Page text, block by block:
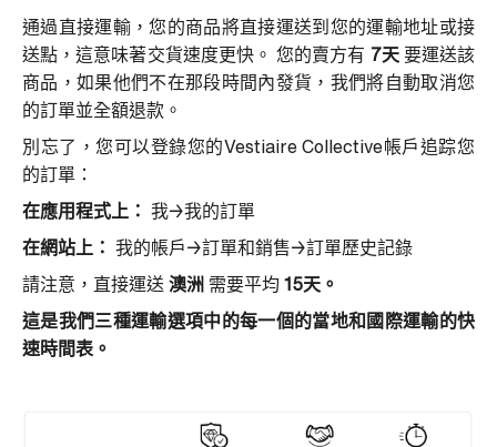
通過直接運輸，您的商品將直接運送到您的運輸地址或接
送點，這意味著交貨速度更快。 您的賣方有 7天要運送該
商品，如果他們不在那段時間內發貨，我們將自動取消您
的訂單並全額退款。
別忘了，您可以登錄您的Vestiaire Collective帳戶追踪您
的訂單：
在應用程式上： 我→我的訂單
在網站上： 我的帳戶→訂單和銷售→訂單歷史記錄
請注意，直接運送 澳洲 需要平均 15天。
這是我們三種運輸選項中的每一個的當地和國際運輸的快
速時間表。